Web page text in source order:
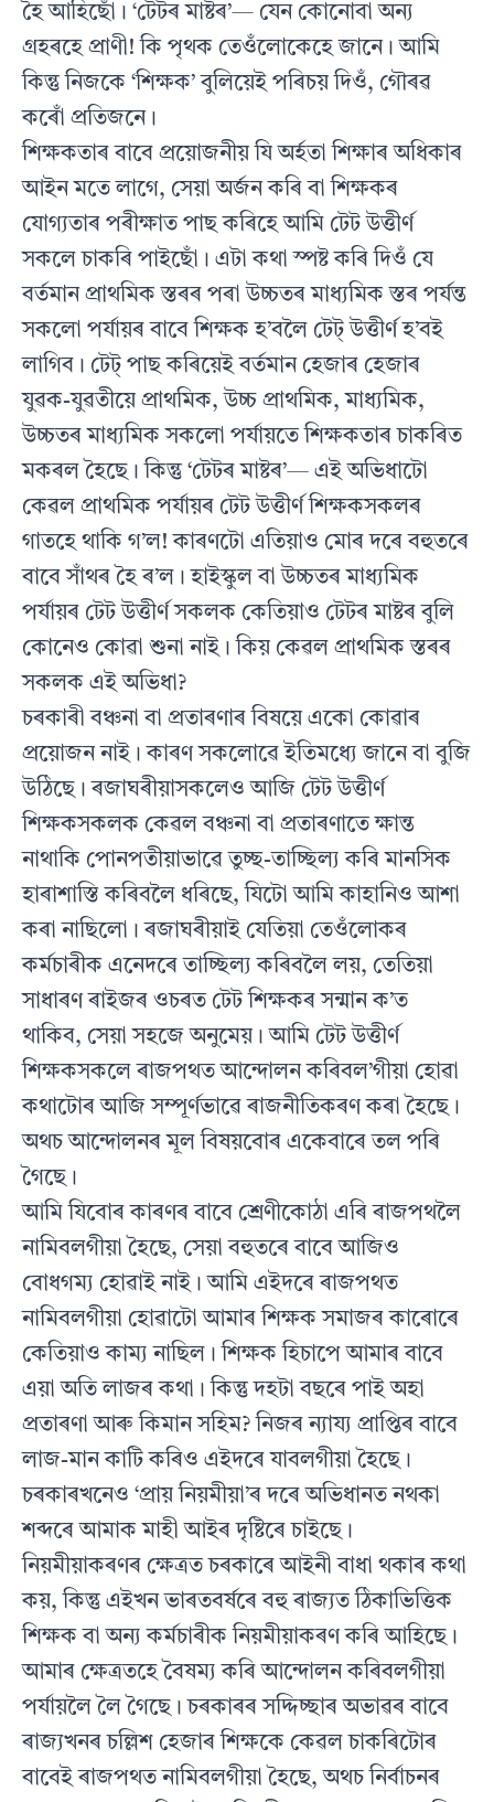
হৈ আহিছোঁ। ‘টেটৰ মাষ্টৰ’— যেন কোনোবা অন্য
গ্ৰহৰহে প্ৰাণী! কি পৃথক তেওঁলোকেহে জানে। আমি
কিন্তু নিজকে ‘শিক্ষক’ বুলিয়েই পৰিচয় দিওঁ, গৌৰৱ
কৰোঁ প্ৰতিজনে।
শিক্ষকতাৰ বাবে প্ৰয়োজনীয় যি অৰ্হতা শিক্ষাৰ অধিকাৰ
আইন মতে লাগে, সেয়া অৰ্জন কৰি বা শিক্ষকৰ
যোগ্যতাৰ পৰীক্ষাত পাছ কৰিহে আমি টেট উত্তীৰ্ণ
সকলে চাকৰি পাইছোঁ। এটা কথা স্পষ্ট কৰি দিওঁ যে
বৰ্তমান প্ৰাথমিক স্তৰৰ পৰা উচ্চতৰ মাধ্যমিক স্তৰ পৰ্যন্ত
সকলো পৰ্যায়ৰ বাবে শিক্ষক হ’বলৈ টেট্ উত্তীৰ্ণ হ’বই
লাগিব। টেট্ পাছ কৰিয়েই বৰ্তমান হেজাৰ হেজাৰ
যুৱক-যুৱতীয়ে প্ৰাথমিক, উচ্চ প্ৰাথমিক, মাধ্যমিক,
উচ্চতৰ মাধ্যমিক সকলো পৰ্যায়তে শিক্ষকতাৰ চাকৰিত
মকৰল হৈছে। কিন্তু ‘টেটৰ মাষ্টৰ’— এই অভিধাটো
কেৱল প্ৰাথমিক পৰ্যায়ৰ টেট উত্তীৰ্ণ শিক্ষকসকলৰ
গাতহে থাকি গ’ল! কাৰণটো এতিয়াও মোৰ দৰে বহুতৰে
বাবে সাঁথৰ হৈ ৰ’ল। হাইস্কুল বা উচ্চতৰ মাধ্যমিক
পৰ্যায়ৰ টেট উত্তীৰ্ণ সকলক কেতিয়াও টেটৰ মাষ্টৰ বুলি
কোনেও কোৱা শুনা নাই। কিয় কেৱল প্ৰাথমিক স্তৰৰ
সকলক এই অভিধা?
চৰকাৰী বঞ্চনা বা প্ৰতাৰণাৰ বিষয়ে একো কোৱাৰ
প্ৰয়োজন নাই। কাৰণ সকলোৱে ইতিমধ্যে জানে বা বুজি
উঠিছে। ৰজাঘৰীয়াসকলেও আজি টেট উত্তীৰ্ণ
শিক্ষকসকলক কেৱল বঞ্চনা বা প্ৰতাৰণাতে ক্ষান্ত
নাথাকি পোনপতীয়াভাৱে তুচ্ছ-তাচ্ছিল্য কৰি মানসিক
হাৰাশাস্তি কৰিবলৈ ধৰিছে, যিটো আমি কাহানিও আশা
কৰা নাছিলো। ৰজাঘৰীয়াই যেতিয়া তেওঁলোকৰ
কৰ্মচাৰীক এনেদৰে তাচ্ছিল্য কৰিবলৈ লয়, তেতিয়া
সাধাৰণ ৰাইজৰ ওচৰত টেট শিক্ষকৰ সন্মান ক’ত
থাকিব, সেয়া সহজে অনুমেয়। আমি টেট উত্তীৰ্ণ
শিক্ষকসকলে ৰাজপথত আন্দোলন কৰিবল’গীয়া হোৱা
কথাটোৰ আজি সম্পূৰ্ণভাৱে ৰাজনীতিকৰণ কৰা হৈছে।
অথচ আন্দোলনৰ মূল বিষয়বোৰ একেবাৰে তল পৰি
গৈছে।
আমি যিবোৰ কাৰণৰ বাবে শ্ৰেণীকোঠা এৰি ৰাজপথলৈ
নামিবলগীয়া হৈছে, সেয়া বহুতৰে বাবে আজিও
বোধগম্য হোৱাই নাই। আমি এইদৰে ৰাজপথত
নামিবলগীয়া হোৱাটো আমাৰ শিক্ষক সমাজৰ কাৰোৰে
কেতিয়াও কাম্য নাছিল। শিক্ষক হিচাপে আমাৰ বাবে
এয়া অতি লাজৰ কথা। কিন্তু দহটা বছৰে পাই অহা
প্ৰতাৰণা আৰু কিমান সহিম? নিজৰ ন্যায্য প্ৰাপ্তিৰ বাবে
লাজ-মান কাটি কৰিও এইদৰে যাবলগীয়া হৈছে।
চৰকাৰখনেও ‘প্ৰায় নিয়মীয়া’ৰ দৰে অভিধানত নথকা
শব্দৰে আমাক মাহী আইৰ দৃষ্টিৰে চাইছে।
নিয়মীয়াকৰণৰ ক্ষেত্ৰত চৰকাৰে আইনী বাধা থকাৰ কথা
কয়, কিন্তু এইখন ভাৰতবৰ্ষৰে বহু ৰাজ্যত ঠিকাভিত্তিক
শিক্ষক বা অন্য কৰ্মচাৰীক নিয়মীয়াকৰণ কৰি আহিছে।
আমাৰ ক্ষেত্ৰতহে বৈষম্য কৰি আন্দোলন কৰিবলগীয়া
পৰ্যায়লৈ লৈ গৈছে। চৰকাৰৰ সদ্দিচ্ছাৰ অভাৱৰ বাবে
ৰাজ্যখনৰ চল্লিশ হেজাৰ শিক্ষকে কেৱল চাকৰিটোৰ
বাবেই ৰাজপথত নামিবলগীয়া হৈছে, অথচ নিৰ্বাচনৰ